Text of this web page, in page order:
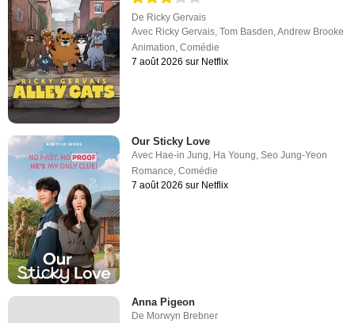
De Ricky Gervais
Avec Ricky Gervais,Tom Basden,Andrew Brooke
Animation,Comédie
7 août 2026 sur Netflix
Our Sticky Love
Avec Hae-in Jung, Ha Young,Seo Jung-Yeon
Romance,Comédie
7 août 2026 sur Netflix
Anna Pigeon
De Morwyn Brebner